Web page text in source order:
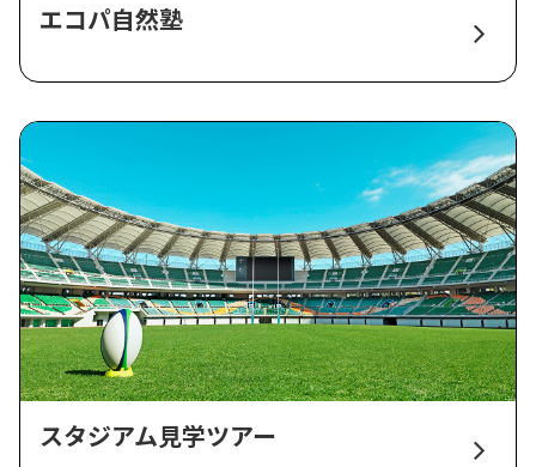
エコパ自然塾
スタジアム見学ツアー